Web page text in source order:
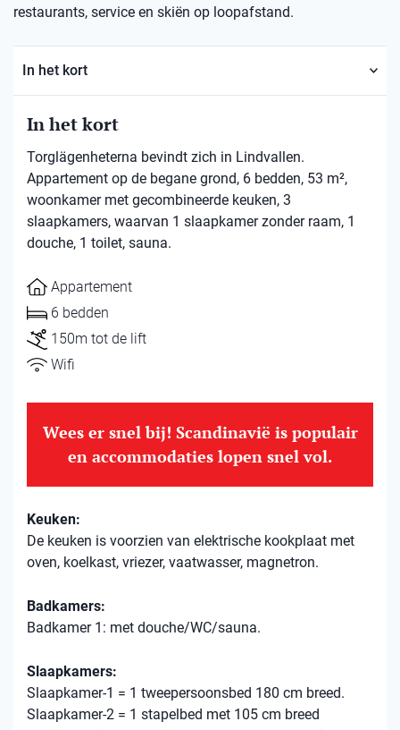
restaurants, service en skiën op loopafstand.
In het kort
In het kort
Torglägenheterna bevindt zich in Lindvallen.
Appartement op de begane grond, 6 bedden, 53 m²,
woonkamer met gecombineerde keuken, 3
slaapkamers, waarvan 1 slaapkamer zonder raam, 1
douche, 1 toilet, sauna.
Appartement
6 bedden
150m tot de lift
Wifi
Wees er snel bij! Scandinavië is populair
en accommodaties lopen snel vol.
Keuken:
De keuken is voorzien van elektrische kookplaat met
oven, koelkast, vriezer, vaatwasser, magnetron.
Badkamers:
Badkamer 1: met douche/WC/sauna.
Slaapkamers:
Slaapkamer-1 = 1 tweepersoonsbed 180 cm breed.
Slaapkamer-2 = 1 stapelbed met 105 cm breed